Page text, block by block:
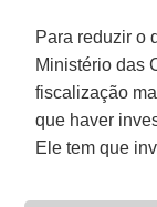
Para reduzir o
Ministério das
fiscalização
que haver
Ele tem que